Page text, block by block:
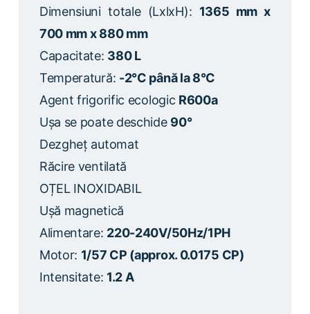
Dimensiuni totale (LxlxH): 1365 mm x
700 mm x 880 mm
Capacitate: 380 L
Temperatură: -2°C până la 8°C
Agent frigorific ecologic R600a
Ușa se poate deschide 90°
Dezgheț automat
Răcire ventilată
OȚEL INOXIDABIL
Ușă magnetică
Alimentare: 220-240V/50Hz/1PH
Motor: 1/57 CP (approx. 0.0175 CP)
Intensitate: 1.2 A